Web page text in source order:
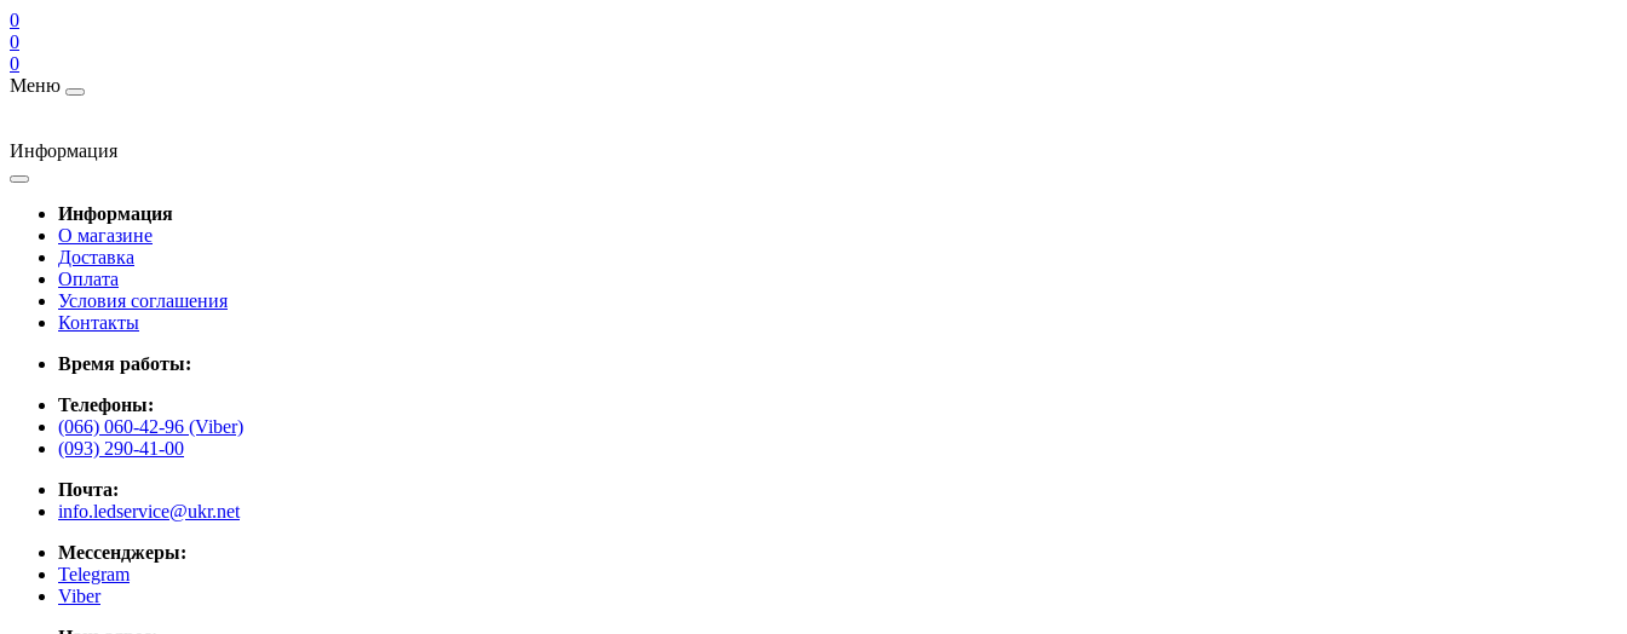
0
0
0
Меню
Информация
Информация
О магазине
Доставка
Оплата
Условия соглашения
Контакты
Время работы:
Телефоны:
(066) 060-42-96 (Viber)
(093) 290-41-00
Почта:
info.ledservice@ukr.net
Мессенджеры:
Telegram
Viber